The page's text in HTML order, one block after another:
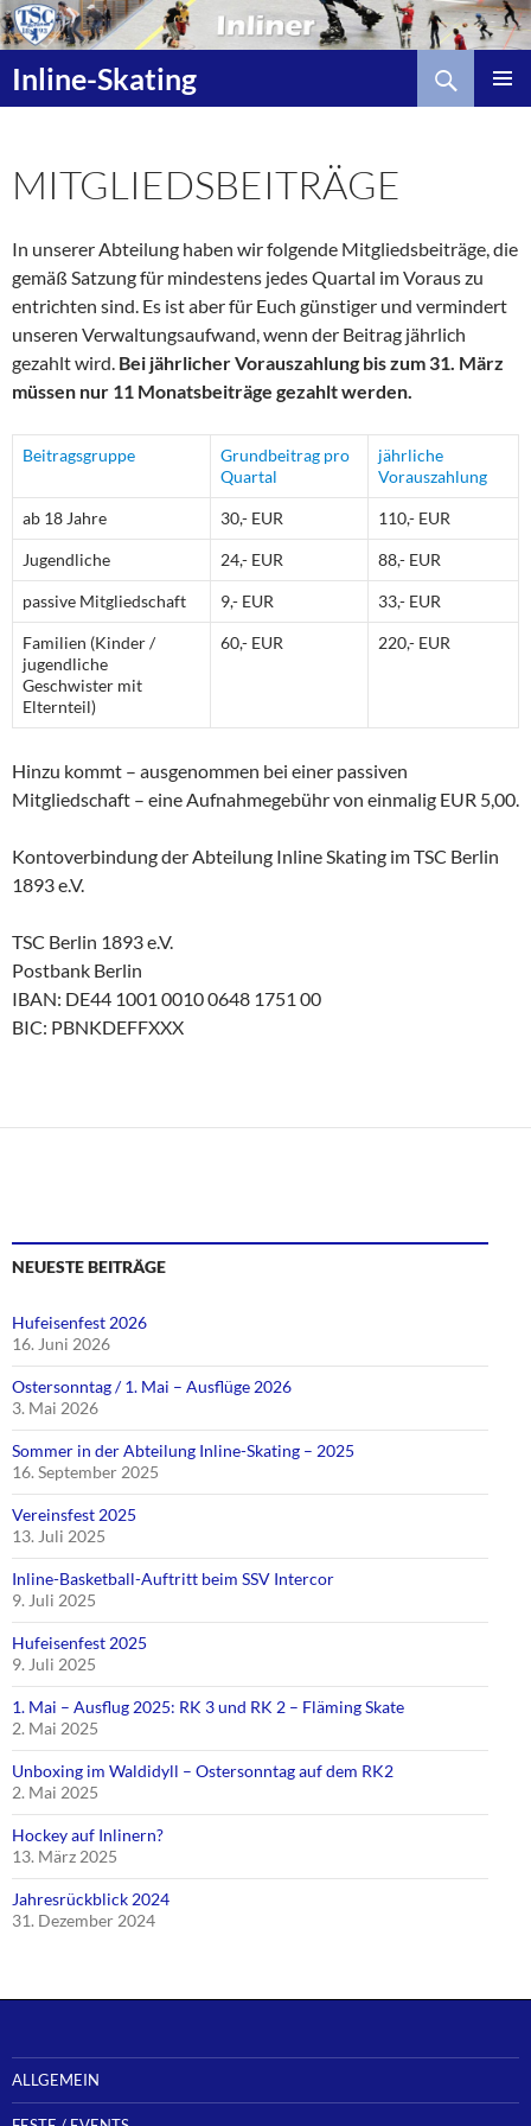
Zum
Inhalt
springen
Inline-Skating
Suchen
MITGLIEDSBEITRÄGE
In unserer Abteilung haben wir folgende Mitgliedsbeiträge, die
gemäß Satzung für mindestens jedes Quartal im Voraus zu
entrichten sind. Es ist aber für Euch günstiger und vermindert
unseren Verwaltungsaufwand, wenn der Beitrag jährlich
gezahlt wird. Bei jährlicher Vorauszahlung bis zum 31. März
müssen nur 11 Monatsbeiträge gezahlt werden.
Beitragsgruppe
Grundbeitrag pro
Quartal
jährliche
Vorauszahlung
ab 18 Jahre 30,- EUR 110,- EUR
Jugendliche 24,- EUR 88,- EUR
passive Mitgliedschaft 9,- EUR 33,- EUR
Familien (Kinder /
jugendliche
Geschwister mit
Elternteil)
60,- EUR 220,- EUR
Hinzu kommt – ausgenommen bei einer passiven
Mitgliedschaft – eine Aufnahmegebühr von einmalig EUR 5,00.
Kontoverbindung der Abteilung Inline Skating im TSC Berlin
1893 e.V.
TSC Berlin 1893 e.V.
Postbank Berlin
IBAN: DE44 1001 0010 0648 1751 00
BIC: PBNKDEFFXXX
NEUESTE BEITRÄGE
Hufeisenfest 2026
16. Juni 2026
Ostersonntag / 1. Mai – Ausflüge 2026
3. Mai 2026
Sommer in der Abteilung Inline-Skating – 2025
16. September 2025
Vereinsfest 2025
13. Juli 2025
Inline-Basketball-Auftritt beim SSV Intercor
9. Juli 2025
Hufeisenfest 2025
9. Juli 2025
1. Mai – Ausflug 2025: RK 3 und RK 2 – Fläming Skate
2. Mai 2025
Unboxing im Waldidyll – Ostersonntag auf dem RK2
2. Mai 2025
Hockey auf Inlinern?
13. März 2025
Jahresrückblick 2024
31. Dezember 2024
ALLGEMEIN